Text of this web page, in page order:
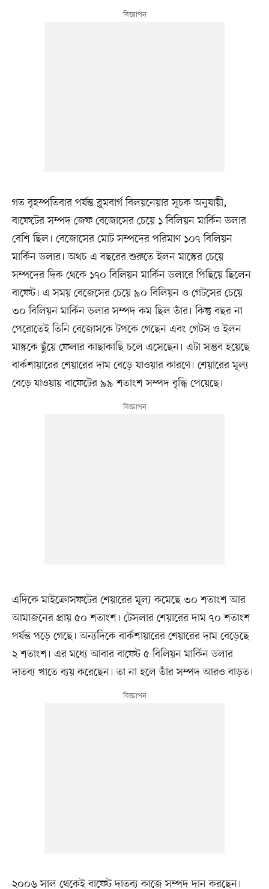
গত বৃহস্পতিবার পর্যন্ত ব্লুমবার্গ বিলয়নেয়ার সূচক অনুযায়ী,
বাফেটের সম্পদ জেফ বেজোসের চেয়ে ১ বিলিয়ন মার্কিন ডলার
বেশি ছিল। বেজোসের মোট সম্পদের পরিমাণ ১০৭ বিলিয়ন
মার্কিন ডলার। অথচ এ বছরের শুরুতে ইলন মাস্কের চেয়ে
সম্পদের দিক থেকে ১৭০ বিলিয়ন মার্কিন ডলারে পিছিয়ে ছিলেন
বাফেট। এ সময় বেজেসের চেয়ে ৯০ বিলিয়ন ও গেটসের চেয়ে
৩০ বিলিয়ন মার্কিন ডলার সম্পদ কম ছিল তাঁর। কিন্তু বছর না
পেরোতেই তিনি বেজোসকে টপকে গেছেন এবং গেটস ও ইলন
মাস্ককে ছুঁয়ে ফেলার কাছাকাছি চলে এসেছেন। এটা সম্ভব হয়েছে
বার্কশায়ারের শেয়ারের দাম বেড়ে যাওয়ার কারণে। শেয়ারের মূল্য
বেড়ে যাওয়ায় বাফেটের ৯৯ শতাংশ সম্পদ বৃদ্ধি পেয়েছে।
এদিকে মাইক্রোসফটের শেয়ারের মূল্য কমেছে ৩০ শতাংশ আর
আমাজনের প্রায় ৫০ শতাংশ। টেসলার শেয়ারের দাম ৭০ শতাংশ
পর্যন্ত পড়ে গেছে। অন্যদিকে বার্কশায়ারের শেয়ারের দাম বেড়েছে
২ শতাংশ। এর মধ্যে আবার বাফেট ৫ বিলিয়ন মার্কিন ডলার
দাতব্য খাতে ব্যয় করেছেন। তা না হলে তাঁর সম্পদ আরও বাড়ত।
২০০৬ সাল থেকেই বাফেট দাতব্য কাজে সম্পদ দান করছেন।